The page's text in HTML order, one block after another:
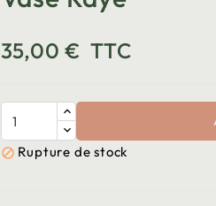
35,00 € TTC
 Rupture de stock